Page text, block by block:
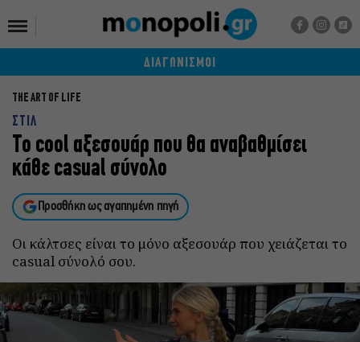
ΔΙΑΓΩΝΙΣΜΟΙ
THE ART OF LIFE
ΣΤΙΛ
Το cool αξεσουάρ που θα αναβαθμίσει
κάθε casual σύνολο
Προσθήκη ως αγαπημένη πηγή
Οι κάλτσες είναι το μόνο αξεσουάρ που χειάζεται το
casual σύνολό σου.